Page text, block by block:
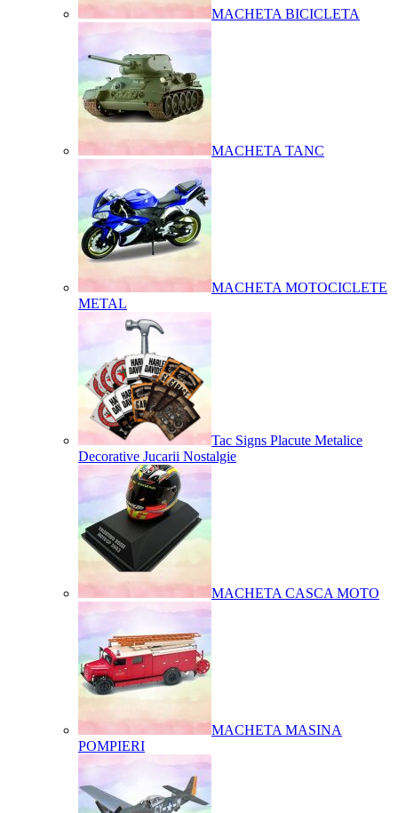
MACHETA BICICLETA
MACHETA TANC
MACHETA MOTOCICLETE
METAL
Tac Signs Placute Metalice
Decorative Jucarii Nostalgie
MACHETA CASCA MOTO
MACHETA MASINA
POMPIERI